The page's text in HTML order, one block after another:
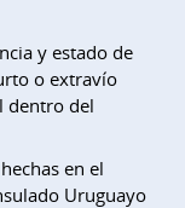
y estado de
o extravío
dentro del
en el
Uruguayo